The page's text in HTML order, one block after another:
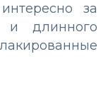
за
и длинного